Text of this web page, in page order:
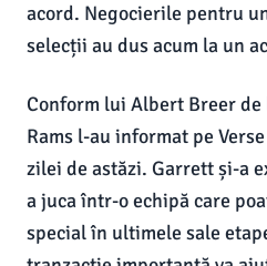
acord. Negocierile pentru
selecții au dus acum la un
Conform lui Albert Breer
Rams l-au informat pe
zilei de astăzi. Garrett și-a
a juca într-o echipă care
special în ultimele sale